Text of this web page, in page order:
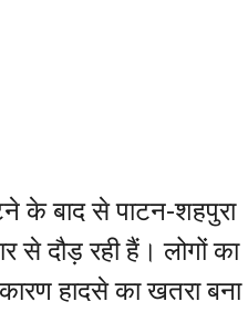
के बाद से पाटन-शहपुरा
से दौड़ रही हैं। लोगों का
हादसे का खतरा बना